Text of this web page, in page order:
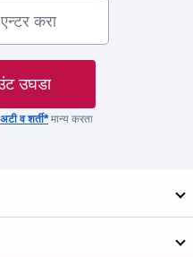
उघडा
अटी व शर्ती*मान्य करता